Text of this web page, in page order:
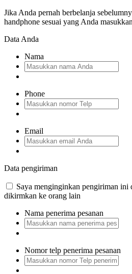
Jika Anda pernah berbelanja
handphone sesuai yang Anda
Data Anda
Nama
Phone
Email
Data pengiriman
Saya menginginkan pengiriman ini
dikirmkan ke orang lain
Nama penerima pesanan
Nomor telp penerima pesanan